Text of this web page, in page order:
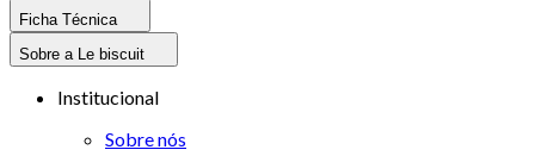
Ficha Técnica
Sobre a Le biscuit
Institucional
Sobre nós